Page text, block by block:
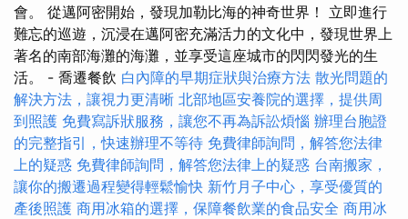
會。 從邁阿密開始，發現加勒比海的神奇世界！ 立即進行
難忘的巡遊，沉浸在邁阿密充滿活力的文化中，發現世界上
著名的南部海灘的海灘，並享受這座城市的閃閃發光的生
活。 - 喬遷餐飲 白內障的早期症狀與治療方法 散光問題的
解決方法，讓視力更清晰 北部地區安養院的選擇，提供周
到照護 免費寫訴狀服務，讓您不再為訴訟煩惱 辦理台胞證
的完整指引，快速辦理不等待 免費律師詢問，解答您法律
上的疑惑 免費律師詢問，解答您法律上的疑惑 台南搬家，
讓你的搬遷過程變得輕鬆愉快 新竹月子中心，享受優質的
產後照護 商用冰箱的選擇，保障餐飲業的食品安全 商用冰